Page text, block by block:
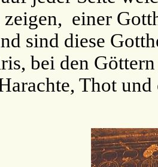
zeigen, einer
sind diese
bei den
Thot